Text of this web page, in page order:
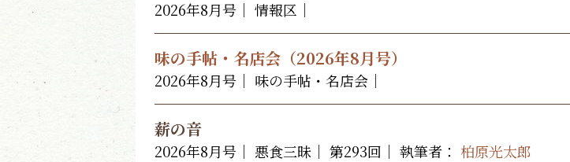
2026年8月号｜ 情報区｜
味の手帖・名店会（2026年8月号）
2026年8月号｜ 味の手帖・名店会｜
薪の音
2026年8月号｜ 悪食三昧｜ 第293回｜ 執筆者： 柏原光太郎